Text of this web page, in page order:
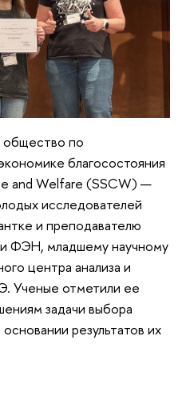
по
благосостояния
and Welfare (SSCW) —
исследователей
и преподавателю
ФЭН, младшему научному
центра анализа и
Ученые отметили ее
задачи выбора
результатов их